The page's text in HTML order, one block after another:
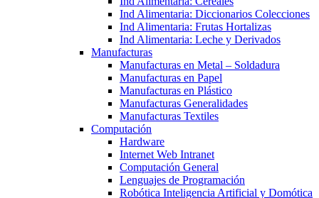
Ind Alimentaria: Diccionarios Colecciones
Ind Alimentaria: Frutas Hortalizas
Ind Alimentaria: Leche y Derivados
Manufacturas
Manufacturas en Metal – Soldadura
Manufacturas en Papel
Manufacturas en Plástico
Manufacturas Generalidades
Manufacturas Textiles
Computación
Hardware
Internet Web Intranet
Computación General
Lenguajes de Programación
Robótica Inteligencia Artificial y Domótica